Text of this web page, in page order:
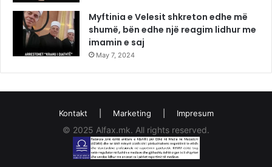
Myftinia e Velesit shkreton edhe më
shumë, bën edhe një reagim lidhur me
imamin e saj
May 7, 2024
Kontakt Marketing Impresum
© 2025 Alfax.mk. All rights reserved.